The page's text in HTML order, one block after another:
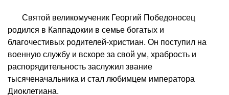
Святой великомученик Георгий Победоносец
родился в Каппадокии в семье богатых и
благочестивых родителей-христиан. Он поступил на
военную службу и вскоре за свой ум, храбрость и
распорядительность заслужил звание
тысяченачальника и стал любимцем императора
Диоклетиана.